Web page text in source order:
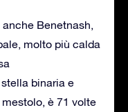
Benetnash,
molto più calda
stella binaria e
è 71 volte